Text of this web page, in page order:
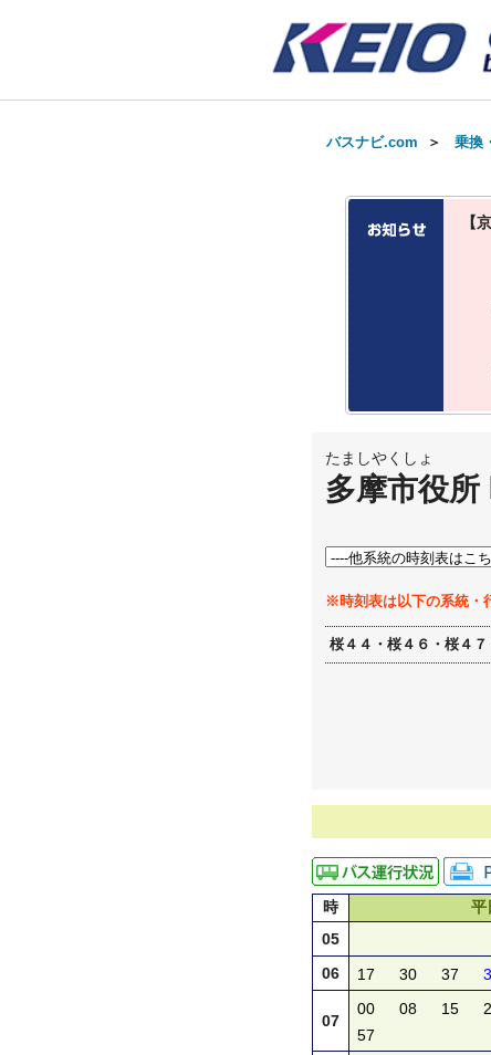
バスナビ.com ＞ 乗換
【
たましやくしょ
多摩市役所
※時刻表は以下の系統・
桜４４・桜４６・桜４７
時 平
05
06
17 30 37
07
00 08 15
57